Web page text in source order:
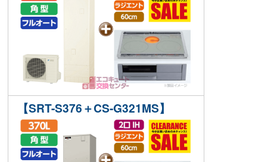
【SRT-S376＋CS-G321MS】